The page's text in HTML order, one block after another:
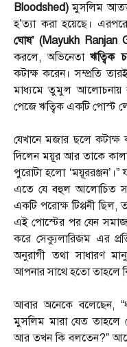
Bloodshed) মুসলিম
হ’ত্যা করা হয়েছে।
ঘোষ’ (Mayukh Ranjan
করলে, অভিনেতাঋত্বিক
কটাক্ষ করেন। সম্প্রতি
মাধ্যমে তুমুল আলোচনায়
পেজে ঋত্বিক একটি পোস্ট
যেখানে মজার ছলে কটাক্ষ
দিলেন ময়ূর আর তাকে
পুরোটা হলো ‘ময়ূররঞ্জন’।”
এতে যে বহুল আলোচিত
একটি পরোক্ষ টিপ্পনী ছিল,
এই পোস্টের পর যেন
করে সেক্যুলারিজম এর
অনুরাগী তথা সাধারণ
আপনার সাথে হতো তাহলে
আবার অনেকে বলেছেন,
মুসলিম মারা যেত তাহলে
আর তখন কি বলতেন?”